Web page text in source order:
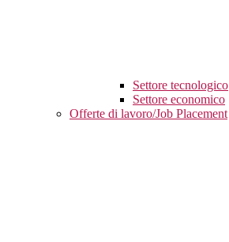
Settore tecnologico
Settore economico
Offerte di lavoro/Job Placement